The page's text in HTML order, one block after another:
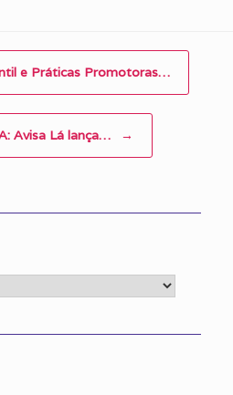
e Práticas Promotoras…
Avisa Lá lança… →